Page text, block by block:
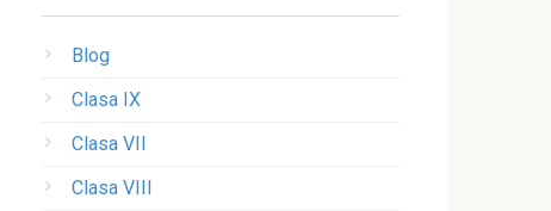
Blog
Clasa IX
Clasa VII
Clasa VIII